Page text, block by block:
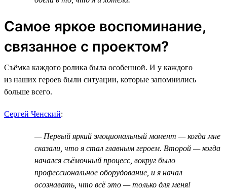
Самое яркое воспоминание,
связанное с проектом?
Съёмка каждого ролика была особенной. И у каждого
из наших героев были ситуации, которые запомнились
больше всего.
Сергей Ченский:
— Первый яркий эмоциональный момент — когда мне
сказали, что я стал главным героем. Второй — когда
начался съёмочный процесс, вокруг было
профессиональное оборудование, и я начал
осознавать, что всё это — только для меня!